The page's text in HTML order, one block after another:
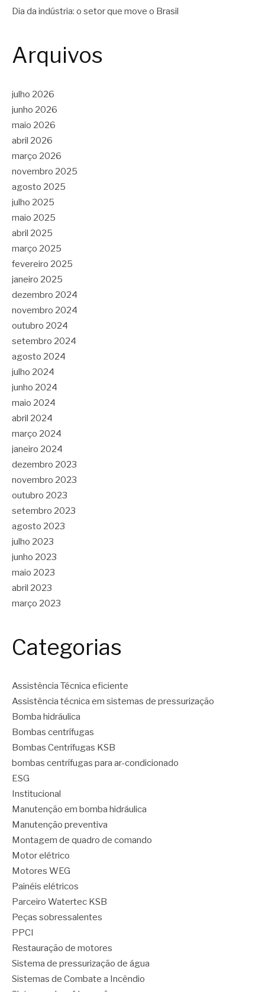
Dia da indústria: o setor que move o Brasil
Arquivos
julho 2026
junho 2026
maio 2026
abril 2026
março 2026
novembro 2025
agosto 2025
julho 2025
maio 2025
abril 2025
março 2025
fevereiro 2025
janeiro 2025
dezembro 2024
novembro 2024
outubro 2024
setembro 2024
agosto 2024
julho 2024
junho 2024
maio 2024
abril 2024
março 2024
janeiro 2024
dezembro 2023
novembro 2023
outubro 2023
setembro 2023
agosto 2023
julho 2023
junho 2023
maio 2023
abril 2023
março 2023
Categorias
Assistência Técnica eficiente
Assistência técnica em sistemas de pressurização
Bomba hidráulica
Bombas centrífugas
Bombas Centrífugas KSB
bombas centrífugas para ar-condicionado
ESG
Institucional
Manutenção em bomba hidráulica
Manutenção preventiva
Montagem de quadro de comando
Motor elétrico
Motores WEG
Painéis elétricos
Parceiro Watertec KSB
Peças sobressalentes
PPCI
Restauração de motores
Sistema de pressurização de água
Sistemas de Combate a Incêndio